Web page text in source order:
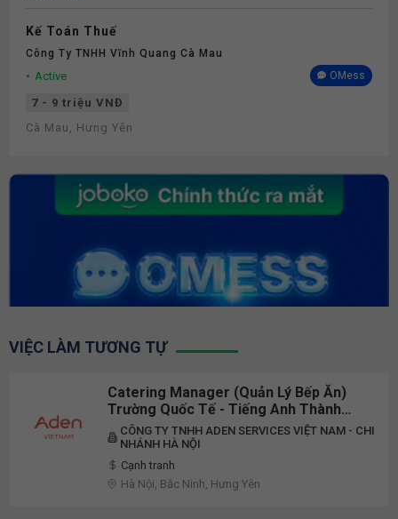
Kế Toán Thuế
Công Ty TNHH Vĩnh Quang Cà Mau
Active OMess
7 - 9 triệu VNĐ
Cà Mau, Hưng Yên
VIỆC LÀM TƯƠNG TỰ
Catering Manager (Quản Lý Bếp Ăn)
Trường Quốc Tế - Tiếng Anh Thành
Thạo
CÔNG TY TNHH ADEN SERVICES VIỆT NAM - CHI
NHÁNH HÀ NỘI
Cạnh tranh
Hà Nội, Bắc Ninh, Hưng Yên